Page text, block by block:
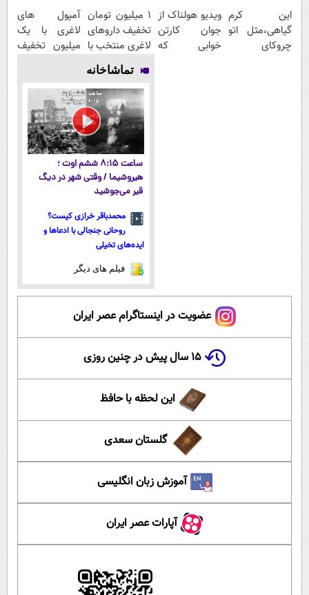
این کرم
گیاهی،مثل اتو
چروکای
ویدیو هولناک از
جوان کارتن
خوابی که
۱ میلیون تومان
تخفیف داروهای
لاغری منتخب با
ارسال از
داروخانه
نزدیکت
آمپول های
لاغری با یک
میلیون تخفیف
معتبر
تماشاخانه
ساعت ۸:۱۵ ششم اوت ؛
هیروشیما / وقتی شهر در دیگ
قیر می‌جوشید
محمدباقر خرازی کیست؟
روحانی جنجالی با ادعاها و
ایده‌های تخیلی
فیلم های دیگر
عضویت در اینستاگرام عصر ایران
۱۵ سال پیش در چنین روزی
این لحظه با حافظ
گلستان سعدی
آموزش زبان انگلیسی
آپارات عصر ایران